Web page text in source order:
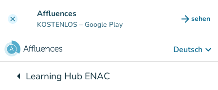
clear Affluences
KOSTENLOS – Google Play arrow_forward sehen
(new
Deutsch keyboard_arrow_down
arrow_leftZurück zu:
Learning Hub ENAC